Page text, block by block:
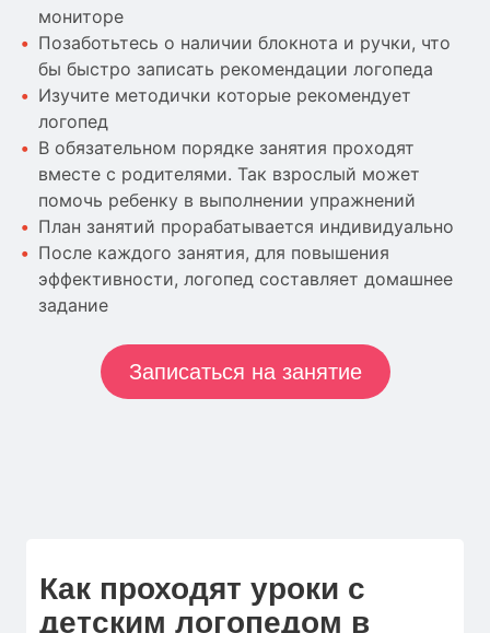
мониторе
Позаботьтесь о наличии блокнота и ручки, что
бы быстро записать рекомендации логопеда
Изучите методички которые рекомендует
логопед
В обязательном порядке занятия проходят
вместе с родителями. Так взрослый может
помочь ребенку в выполнении упражнений
План занятий прорабатывается индивидуально
После каждого занятия, для повышения
эффективности, логопед составляет домашнее
задание
Записаться на занятие
Как проходят уроки с
детским логопедом в